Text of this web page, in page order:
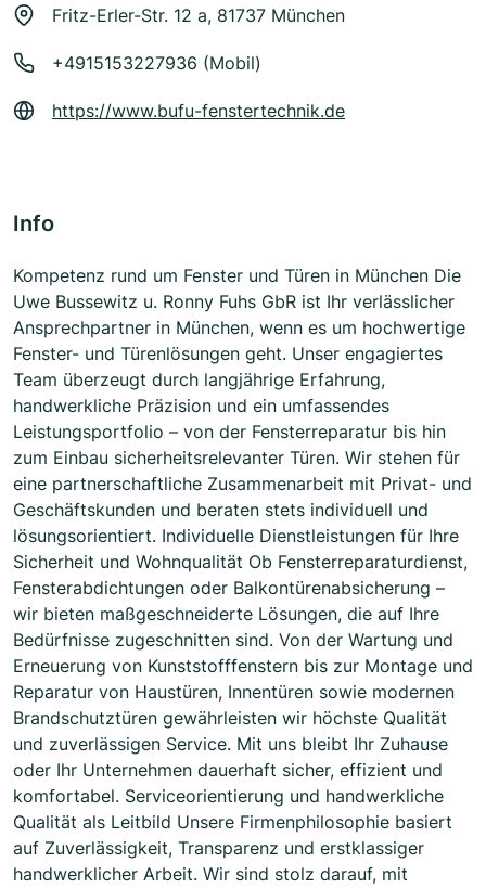
Fritz-Erler-Str. 12 a, 81737 München
+4915153227936 (Mobil)
https://www.bufu-fenstertechnik.de
Info
Kompetenz rund um Fenster und Türen in München Die
Uwe Bussewitz u. Ronny Fuhs GbR ist Ihr verlässlicher
Ansprechpartner in München, wenn es um hochwertige
Fenster- und Türenlösungen geht. Unser engagiertes
Team überzeugt durch langjährige Erfahrung,
handwerkliche Präzision und ein umfassendes
Leistungsportfolio – von der Fensterreparatur bis hin
zum Einbau sicherheitsrelevanter Türen. Wir stehen für
eine partnerschaftliche Zusammenarbeit mit Privat- und
Geschäftskunden und beraten stets individuell und
lösungsorientiert. Individuelle Dienstleistungen für Ihre
Sicherheit und Wohnqualität Ob Fensterreparaturdienst,
Fensterabdichtungen oder Balkontürenabsicherung –
wir bieten maßgeschneiderte Lösungen, die auf Ihre
Bedürfnisse zugeschnitten sind. Von der Wartung und
Erneuerung von Kunststofffenstern bis zur Montage und
Reparatur von Haustüren, Innentüren sowie modernen
Brandschutztüren gewährleisten wir höchste Qualität
und zuverlässigen Service. Mit uns bleibt Ihr Zuhause
oder Ihr Unternehmen dauerhaft sicher, effizient und
komfortabel. Serviceorientierung und handwerkliche
Qualität als Leitbild Unsere Firmenphilosophie basiert
auf Zuverlässigkeit, Transparenz und erstklassiger
handwerklicher Arbeit. Wir sind stolz darauf, mit